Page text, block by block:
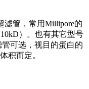
滤管，常用Millipore的
）。也有其它型号
可选，视目的蛋白的
积而定。